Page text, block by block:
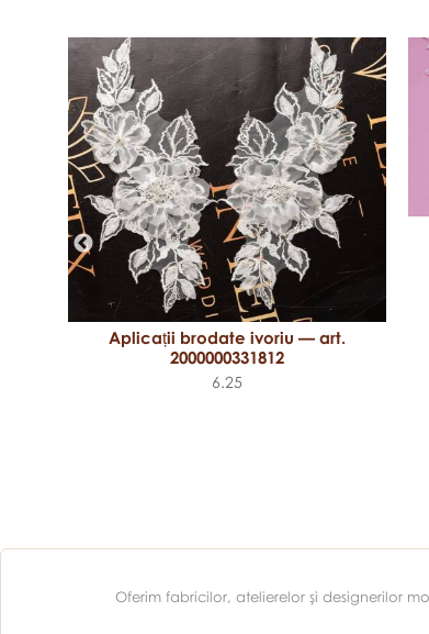
Aplicații brodate ivoriu — art.
2000000331812
6.25
Oferim fabricilor, atelierelor şi designerilor